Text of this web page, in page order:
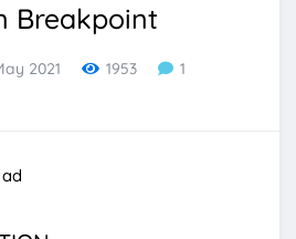
Breakpoint
2021 1953 1